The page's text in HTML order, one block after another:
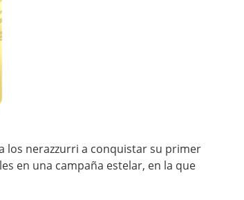
los nerazzurri a conquistar su primer
en una campaña estelar, en la que